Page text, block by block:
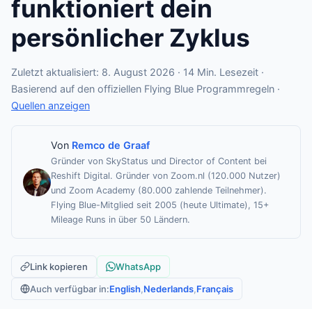
funktioniert dein
persönlicher Zyklus
Zuletzt aktualisiert: 8. August 2026 · 14 Min. Lesezeit ·
Basierend auf den offiziellen Flying Blue Programmregeln ·
Quellen anzeigen
Von Remco de Graaf
Gründer von SkyStatus und Director of Content bei
Reshift Digital. Gründer von Zoom.nl (120.000 Nutzer)
und Zoom Academy (80.000 zahlende Teilnehmer).
Flying Blue-Mitglied seit 2005 (heute Ultimate), 15+
Mileage Runs in über 50 Ländern.
Link kopieren
WhatsApp
Auch verfügbar in:English Nederlands Français